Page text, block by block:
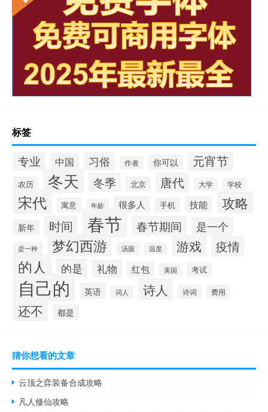
标签
专业 中国 习俗 作者 你可以 元宵节
农历 冬天 冬季 北京 唐代 大学 学校
宋代 寓意 年龄 很多人 手机 技能 攻略
新年 时间 春节 春节期间 是一个
是一种 梦幻西游 汤圆 温度 游戏 疫情
的人 的是 礼物 红包 美国 考试
自己的 英语 词人 诗人 诗词 费用
还不 都是
猜你想看的文章
云顶之弈装备合成攻略
凡人修仙攻略